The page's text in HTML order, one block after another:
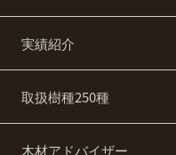
実績紹介
取扱樹種250種
木材アドバイザー